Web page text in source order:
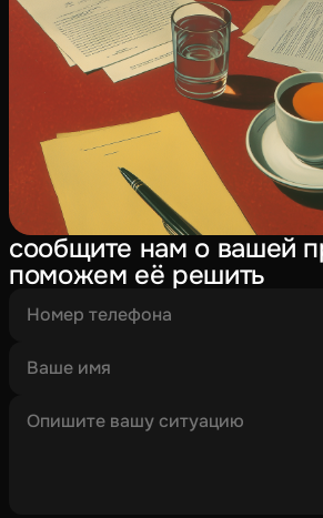
сообщите нам о вашей
поможем её решить